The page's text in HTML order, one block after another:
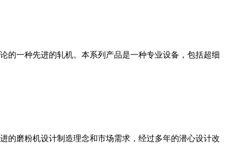
的一种先进的轧机。本系列产品是一种专业设备，包括超细
的磨粉机设计制造理念和市场需求，经过多年的潜心设计改